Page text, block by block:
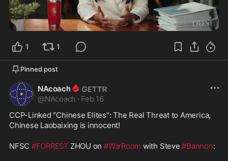
5:21
1 1
Pinned post
NAcoach
@NAcoach · Feb 16
CCP-Linked "Chinese Elites": The Real Threat to America,
Chinese Laobaixing is innocent!
NFSC #FORREST ZHOU on #WarRoom with Steve #Bannon: